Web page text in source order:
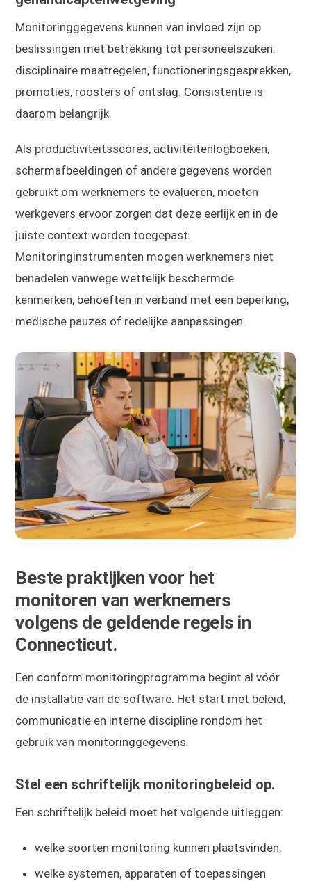
Monitoringgegevens kunnen van invloed zijn op
beslissingen met betrekking tot personeelszaken:
disciplinaire maatregelen, functioneringsgesprekken,
promoties, roosters of ontslag. Consistentie is
daarom belangrijk.
Als productiviteitsscores, activiteitenlogboeken,
schermafbeeldingen of andere gegevens worden
gebruikt om werknemers te evalueren, moeten
werkgevers ervoor zorgen dat deze eerlijk en in de
juiste context worden toegepast.
Monitoringinstrumenten mogen werknemers niet
benadelen vanwege wettelijk beschermde
kenmerken, behoeften in verband met een beperking,
medische pauzes of redelijke aanpassingen.
Beste praktijken voor het
monitoren van werknemers
volgens de geldende regels in
Connecticut.
Een conform monitoringprogramma begint al vóór
de installatie van de software. Het start met beleid,
communicatie en interne discipline rondom het
gebruik van monitoringgegevens.
Stel een schriftelijk monitoringbeleid op.
Een schriftelijk beleid moet het volgende uitleggen:
welke soorten monitoring kunnen plaatsvinden;
welke systemen, apparaten of toepassingen